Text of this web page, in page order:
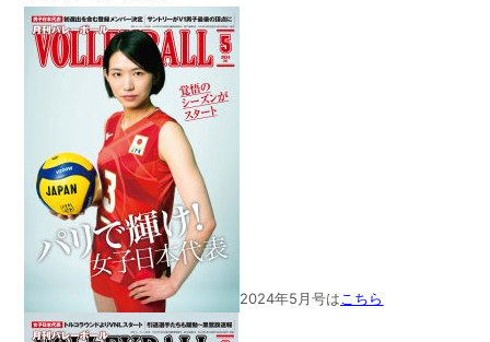
2024年5月号は こちら